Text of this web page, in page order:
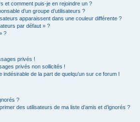
et comment puis-je en rejoindre un ?
d’un groupe d’utilisateurs ?
apparaissent dans une couleur différente ?
par défaut » ?
?
privés !
privés non sollicités !
indésirable de la part de quelqu’un sur ce forum !
?
des utilisateurs de ma liste d’amis et d’ignorés ?